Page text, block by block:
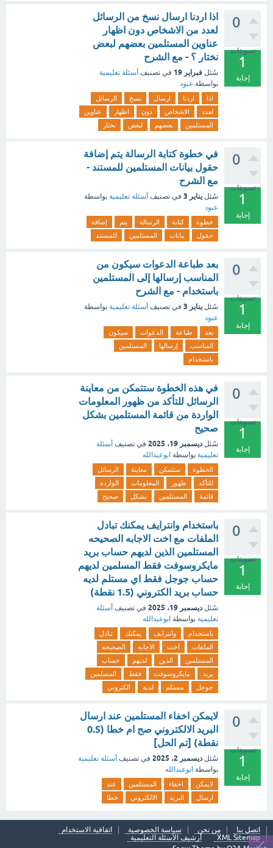
0
تصويتات
1
إجابة
اذا اردنا ارسال نسخ من الرسائل
لعدد من الاشخاص دون اظهار
عناوين المستلمين بعضهم لبعض
نختار ؟ - مع الشرح
سُئل فبراير 19 في تصنيف أسئلة تعليمية
بواسطة عبود
اذا اردنا ارسال نسخ
الرسائل
لعدد
الاشخاص دون اظهار
عناوين
المستلمين
بعضهم لبعض نختار
0
تصويتات
1
إجابة
في خطوة كتابة الرسالة يتم إضافة
حقول بيانات المستلمين للمستند -
مع الشرح
سُئل يناير 3 في تصنيف أسئلة تعليمية بواسطة
عبود
خطوة كتابة الرسالة يتم
إضافة
حقول
بيانات المستلمين للمستند
0
تصويتات
1
إجابة
بعد طباعة الدعوات سيكون من
المناسب إرسالها إلى المستلمين
باستخدام - مع الشرح
سُئل يناير 3 في تصنيف أسئلة تعليمية بواسطة
عبود
بعد طباعة الدعوات
سيكون
المناسب
إرسالها
المستلمين
باستخدام
0
تصويتات
1
إجابة
في هذه الخطوة ستتمكن من معاينة
الرسائل للتأكد من ظهور المعلومات
الواردة من قائمة المستلمين بشكل
صحيح
سُئل ديسمبر 19، 2025 في تصنيف أسئلة
تعليمية بواسطة ابوعبدالله
الخطوة ستتمكن معاينة
الرسائل
للتأكد
ظهور المعلومات
الواردة
قائمة
المستلمين بشكل صحيح
0
تصويتات
1
إجابة
باستخدام وانترايف يمكنك تبادل
الملفات مع اخت الاجابه الصحيحه
المستلمين الذين لديهم حساب بريد
مايكروسوفت فقط المسلمين لديهم
حساب جوجل فقط اي مستلم لديه
حساب بريد الكتروني (1.5 نقطة)
سُئل ديسمبر 19، 2025 في تصنيف أسئلة
تعليمية بواسطة ابوعبدالله
باستخدام وانترايف يمكنك
تبادل
الملفات
اخت الاجابه
الصحيحه
المستلمين
الذين لديهم
حساب
بريد
مايكروسوفت فقط
المسلمين
جوجل
مستلم لديه الكتروني
0
تصويتات
1
إجابة
لايمكن اخفاء المستلمين عند ارسال
البريد الالكتروني صح ام خطا (0.5
نقطة) [تم الحل]
سُئل ديسمبر 2، 2025 في تصنيف أسئلة تعليمية
بواسطة ابوعبدالله
لايمكن اخفاء المستلمين
عند
ارسال
البريد الالكتروني خطا
اتصل بنا من نحن سياسة الخصوصية
اتفاقية الاستخدام
XML Sitemap
أرشيف الأسئلة التعليمية